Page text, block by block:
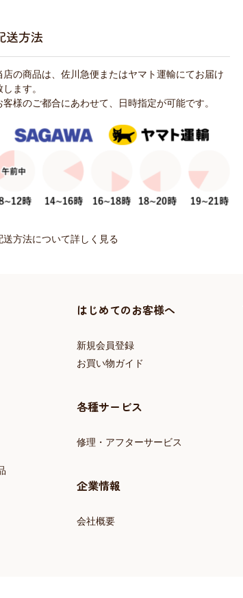
送方法
店の商品は、佐川急便またはヤマト運輸にてお届け
します。
客様のご都合にあわせて、日時指定が可能です。
送方法について詳しく見る
はじめてのお客様へ
新規会員登録
お買い物ガイド
各種サービス
修理・アフターサービス
企業情報
会社概要